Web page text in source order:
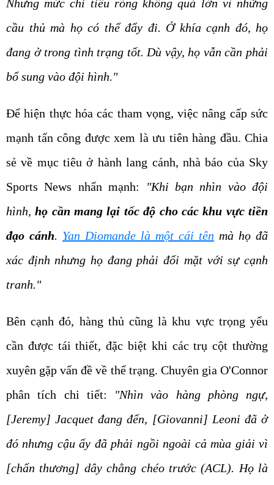
Nhưng mức chi tiêu ròng không quá lớn vì những
cầu thủ mà họ có thể đẩy đi. Ở khía cạnh đó, họ
đang ở trong tình trạng tốt. Dù vậy, họ vẫn cần phải
bổ sung vào đội hình."
Để hiện thực hóa các tham vọng, việc nâng cấp sức
mạnh tấn công được xem là ưu tiên hàng đầu. Chia
sẻ về mục tiêu ở hành lang cánh, nhà báo của Sky
Sports News nhấn mạnh:
"Khi bạn nhìn vào đội
hình,họ cần mang lại tốc độ cho các khu vực tiền
đạo cánh. Yan Diomande là một cái tên mà họ đã
xác định nhưng họ đang phải đối mặt với sự cạnh
tranh."
Bên cạnh đó, hàng thủ cũng là khu vực trọng yếu
cần được tái thiết, đặc biệt khi các trụ cột thường
xuyên gặp vấn đề về thể trạng. Chuyên gia O'Connor
phân tích chi tiết: "Nhìn vào hàng phòng ngự,
[Jeremy] Jacquet đang đến, [Giovanni] Leoni đã ở
đó nhưng cậu ấy đã phải ngồi ngoài cả mùa giải vì
[chấn thương] dây chằng chéo trước (ACL). Họ là